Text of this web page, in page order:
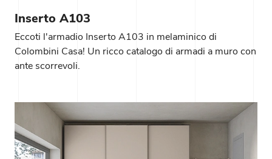
Inserto A103
Eccoti l'armadio Inserto A103 in melaminico di
Colombini Casa! Un ricco catalogo di armadi a muro con
ante scorrevoli.